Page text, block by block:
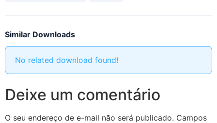
Similar Downloads
No related download found!
Deixe um comentário
O seu endereço de e-mail não será publicado. Campos